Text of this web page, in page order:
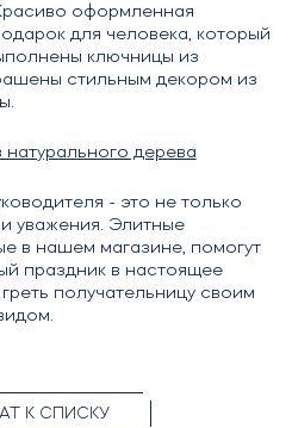
оформленная
для человека, который
ключницы из
стильным декором из
дерева
- это не только
уважения. Элитные
в нашем магазине, помогут
праздник в настоящее
получательницу своим
К СПИСКУ